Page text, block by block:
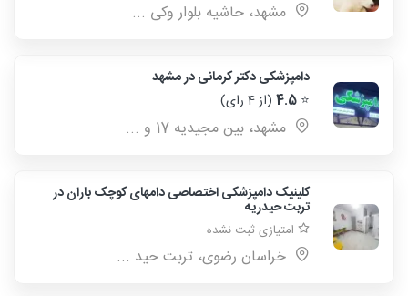
مشهد، حاشیه بلوار وکی ...
دامپزشکی دکتر کرمانی در مشهد
⭐
4.5 (از 4 رای)
مشهد، بین مجیدیه 17 و ...
کلینیک دامپزشکی اختصاصی دامهای کوچک باران در
تربت حیدریه
امتیازی ثبت نشده
خراسان رضوی، تربت حید ...